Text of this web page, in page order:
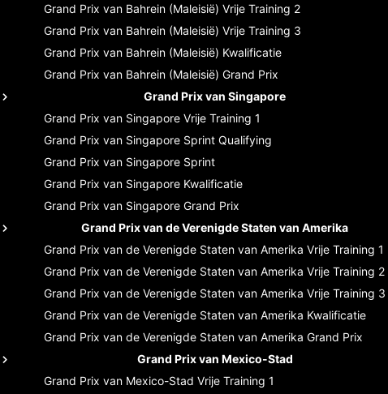
Grand Prix van Bahrein (Maleisië) Vrije Training 2
Grand Prix van Bahrein (Maleisië) Vrije Training 3
Grand Prix van Bahrein (Maleisië) Kwalificatie
Grand Prix van Bahrein (Maleisië) Grand Prix
Grand Prix van Singapore
Grand Prix van Singapore Vrije Training 1
Grand Prix van Singapore Sprint Qualifying
Grand Prix van Singapore Sprint
Grand Prix van Singapore Kwalificatie
Grand Prix van Singapore Grand Prix
Grand Prix van de Verenigde Staten van Amerika
Grand Prix van de Verenigde Staten van Amerika Vrije Training 1
Grand Prix van de Verenigde Staten van Amerika Vrije Training 2
Grand Prix van de Verenigde Staten van Amerika Vrije Training 3
Grand Prix van de Verenigde Staten van Amerika Kwalificatie
Grand Prix van de Verenigde Staten van Amerika Grand Prix
Grand Prix van Mexico-Stad
Grand Prix van Mexico-Stad Vrije Training 1